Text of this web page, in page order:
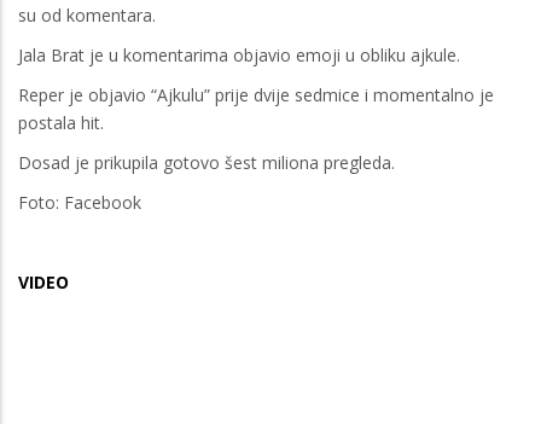
su od komentara.
Jala Brat je u komentarima objavio emoji u obliku ajkule.
Reper je objavio “Ajkulu” prije dvije sedmice i momentalno je
postala hit.
Dosad je prikupila gotovo šest miliona pregleda.
Foto: Facebook
VIDEO